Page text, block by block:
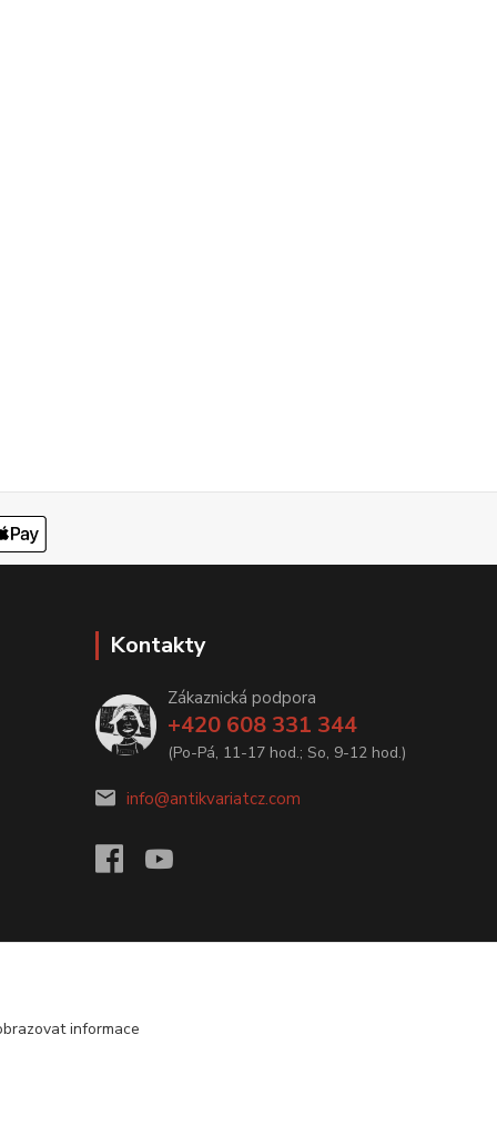
Kontakty
Zákaznická podpora
+420 608 331 344
(Po-Pá, 11-17 hod.; So, 9-12 hod.)
info@antikvariatcz.com
informace